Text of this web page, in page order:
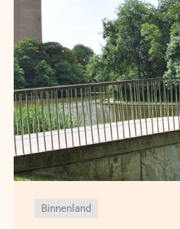
Binnenland